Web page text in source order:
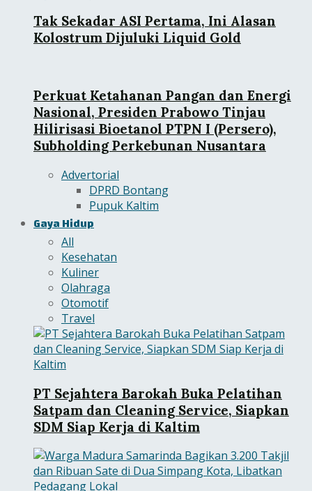
Tak Sekadar ASI Pertama, Ini Alasan
Kolostrum Dijuluki Liquid Gold
Perkuat Ketahanan Pangan dan Energi
Nasional, Presiden Prabowo Tinjau
Hilirisasi Bioetanol PTPN I (Persero),
Subholding Perkebunan Nusantara
Advertorial
DPRD Bontang
Pupuk Kaltim
Gaya Hidup
All
Kesehatan
Kuliner
Olahraga
Otomotif
Travel
PT Sejahtera Barokah Buka Pelatihan
Satpam dan Cleaning Service, Siapkan
SDM Siap Kerja di Kaltim